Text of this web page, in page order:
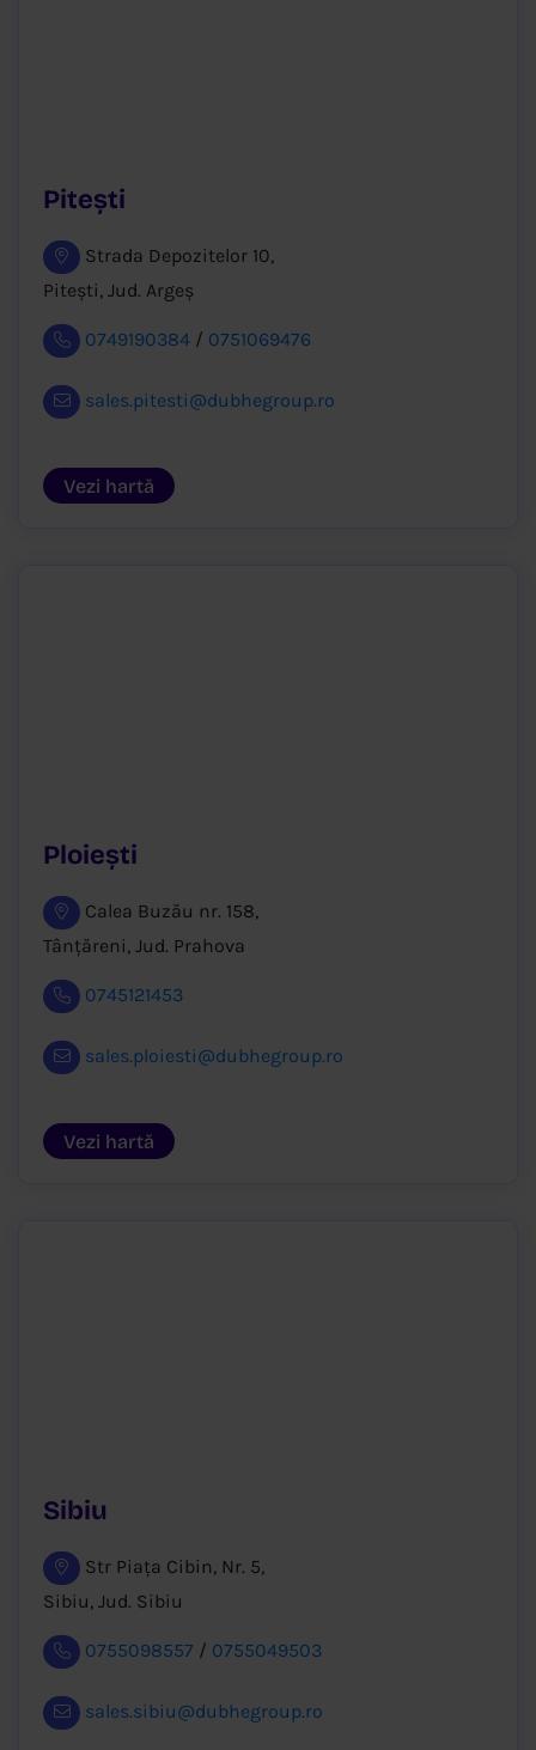
Pitești
Strada Depozitelor 10,
Pitești, Jud. Argeș
0749190384 / 0751069476
sales.pitesti@dubhegroup.ro
Vezi hartă
Ploiești
Calea Buzău nr. 158,
Tânțăreni, Jud. Prahova
0745121453
sales.ploiesti@dubhegroup.ro
Vezi hartă
Sibiu
Str Piața Cibin, Nr. 5,
Sibiu, Jud. Sibiu
0755098557 / 0755049503
sales.sibiu@dubhegroup.ro